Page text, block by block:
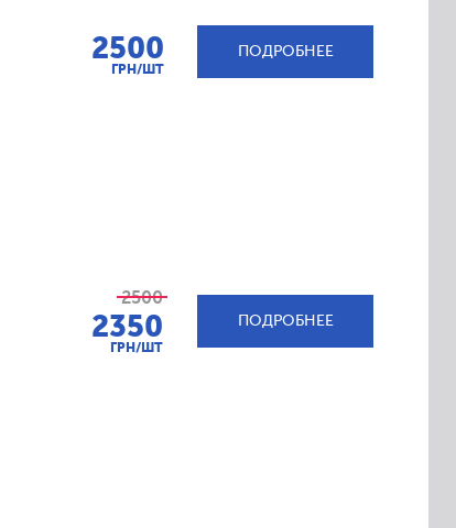
2500
ГРН/ШТ
ПОДРОБНЕЕ
2500
2350
ГРН/ШТ
ПОДРОБНЕЕ